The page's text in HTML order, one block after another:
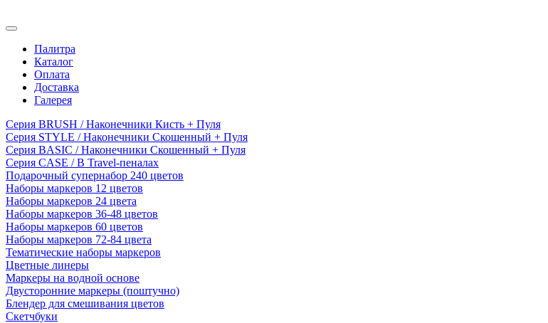
Палитра
Каталог
Оплата
Доставка
Галерея
Серия BRUSH / Наконечники Кисть + Пуля
Серия STYLE / Наконечники Скошенный + Пуля
Серия BASIC / Наконечники Скошенный + Пуля
Серия CASE / В Travel-пеналах
Подарочный супернабор 240 цветов
Наборы маркеров 12 цветов
Наборы маркеров 24 цвета
Наборы маркеров 36-48 цветов
Наборы маркеров 60 цветов
Наборы маркеров 72-84 цвета
Тематические наборы маркеров
Цветные линеры
Маркеры на водной основе
Двусторонние маркеры (поштучно)
Блендер для смешивания цветов
Скетчбуки